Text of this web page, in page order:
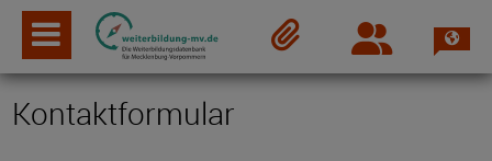
Login
Kontaktformular